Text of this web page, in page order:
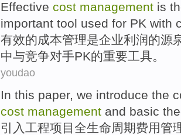
Effective cost management is
important tool used for PK with
有效的成本管理是企业利润的源
中与竞争对手PK的重要工具。
youdao
In this paper, we introduce the
cost management and basic
引入 工程项目全生命周期费用管